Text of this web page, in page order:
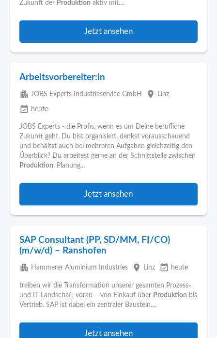
Zukunft der Produktion aktiv mit....
Jetzt ansehen
Arbeitsvorbereiter:in
apartment JOBS Experts Industrieservice GmbH place Linz
event_available heute
JOBS Experts - die Profis, wenn es um Deine berufliche
Zukunft geht. Du bist organisiert, denkst vorausschauend
und behältst auch bei mehreren Aufgaben gleichzeitig den
Überblick? Du arbeitest gerne an der Schnittstelle zwischen
Produktion, Planung...
Jetzt ansehen
SAP Consultant (PP, SD/MM, FI/CO)
(m/w/d) – Ranshofen
apartment Hammerer Aluminium Industries place Linz event_available heute
treiben wir die Transformation unserer gesamten Prozess-
und IT-Landschaft voran – von Einkauf über Produktion bis
Vertrieb. SAP ist dabei ein zentraler Baustein....
Jetzt ansehen